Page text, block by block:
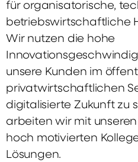
für organisatorische,
betriebswirtschaftliche
Wir nutzen die hohe
unsere Kunden im
privatwirtschaftlichen
digitalisierte Zukunft zu
arbeiten wir mit
hoch motivierten
Lösungen.